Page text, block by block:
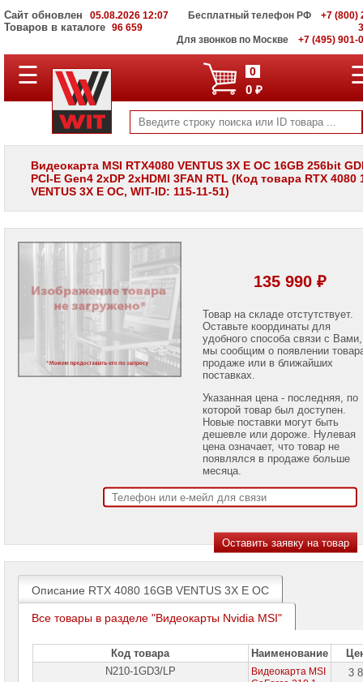
Сайт обновлен 05.08.2026 12:07
Товаров в каталоге 96 659
Бесплатный телефон РФ
+7 (800)
Для звонков по Москве
+7 (495) 901-
ПОЛНЫЙ
КАТАЛОГ
Корпоративные
серверы
WIT
Системы
хранения
данных
Мониторы
LCD
панели
проекторов
Принтеры
Серверы
Brand
Пассивное
☰ 0
0 ₽
Видеокарта MSI RTX4080 VENTUS 3X E OC 16GB 256bit
PCI-E Gen4 2xDP 2xHDMI 3FAN RTL (Код товара RTX 4080
VENTUS 3X E OC, WIT-ID: 115-11-51)
135 990 ₽
Товар на складе отстутствует.
Оставьте координаты для
удобного способа связи с Вами,
мы сообщим о появлении
продаже или в ближайших
поставках.
Указанная цена - последняя, по
которой товар был доступен.
Новые поставки могут быть
дешевле или дороже. Нулевая
цена означает, что товар не
появлялся в продаже больше
месяца.
Описание RTX 4080 16GB VENTUS 3X E OC
Все товары в разделе "Видеокарты Nvidia MSI"
Код товара Наименование
N210-1GD3/LP
Видеокарта MSI
3